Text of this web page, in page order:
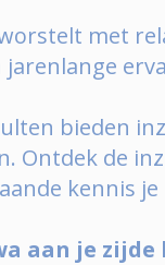
met
jarenlange
bieden
Ontdek de
kennis
aan je